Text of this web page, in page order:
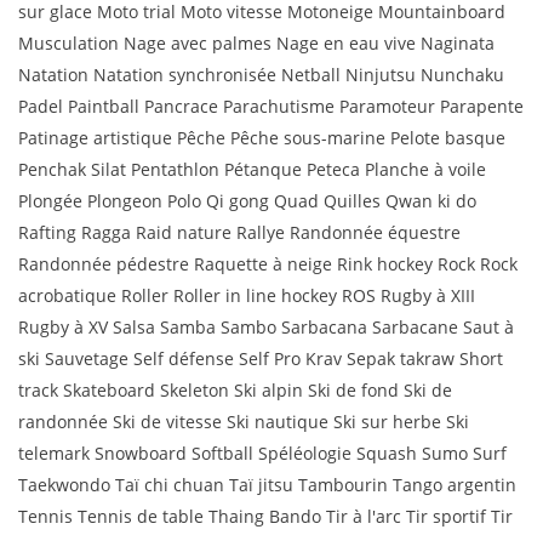
sur glace Moto trial Moto vitesse Motoneige Mountainboard
Musculation Nage avec palmes Nage en eau vive Naginata
Natation Natation synchronisée Netball Ninjutsu Nunchaku
Padel Paintball Pancrace Parachutisme Paramoteur Parapente
Patinage artistique Pêche Pêche sous-marine Pelote basque
Penchak Silat Pentathlon Pétanque Peteca Planche à voile
Plongée Plongeon Polo Qi gong Quad Quilles Qwan ki do
Rafting Ragga Raid nature Rallye Randonnée équestre
Randonnée pédestre Raquette à neige Rink hockey Rock Rock
acrobatique Roller Roller in line hockey ROS Rugby à XIII
Rugby à XV Salsa Samba Sambo Sarbacana Sarbacane Saut à
ski Sauvetage Self défense Self Pro Krav Sepak takraw Short
track Skateboard Skeleton Ski alpin Ski de fond Ski de
randonnée Ski de vitesse Ski nautique Ski sur herbe Ski
telemark Snowboard Softball Spéléologie Squash Sumo Surf
Taekwondo Taï chi chuan Taï jitsu Tambourin Tango argentin
Tennis Tennis de table Thaing Bando Tir à l'arc Tir sportif Tir